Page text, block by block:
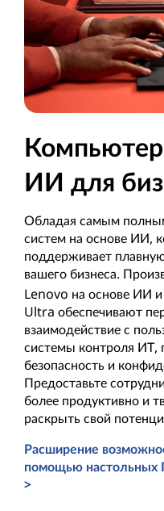
ИИ для
Обладая самым
систем на основе ИИ,
поддерживает
вашего бизнеса.
Lenovo на основе ИИ
Ultra обеспечивают
взаимодействие с
системы контроля ИТ,
безопасность и
Предоставьте
более продуктивно и
раскрыть свой
Расширение
помощью настольных
>